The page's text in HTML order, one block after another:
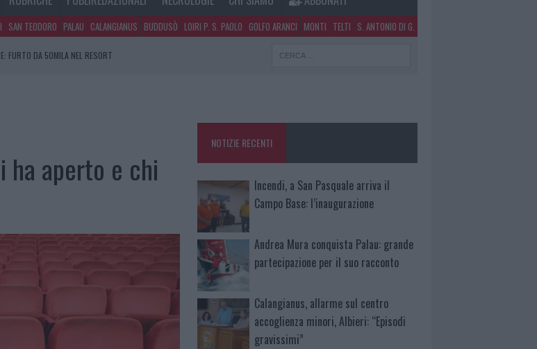
SAN TEODORO PALAU CALANGIANUS BUDDUSÒ LOIRI P. S. PAOLO GOLFO ARANCI MONTI TELTI S. ANTONIO DI G.
FURTO DA 50MILA NEL RESORT
ha aperto e chi
NOTIZIE RECENTI
Incendi, a San Pasquale arriva il
Campo Base: l’inaugurazione
Andrea Mura conquista Palau: grande
partecipazione per il suo racconto
Calangianus, allarme sul centro
accoglienza minori, Albieri: “Episodi
gravissimi”